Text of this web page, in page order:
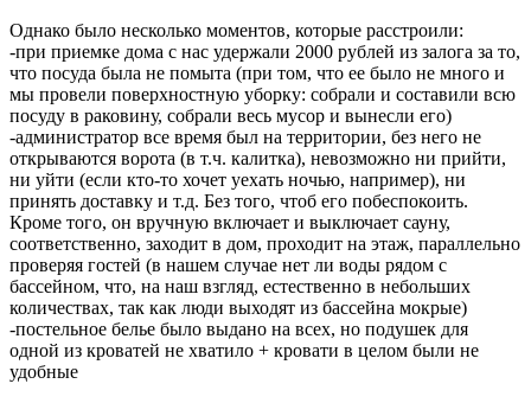
Однако было несколько моментов, которые расстроили:
-при приемке дома с нас удержали 2000 рублей из залога за то,
что посуда была не помыта (при том, что ее было не много и
мы провели поверхностную уборку: собрали и составили всю
посуду в раковину, собрали весь мусор и вынесли его)
-администратор все время был на территории, без него не
открываются ворота (в т.ч. калитка), невозможно ни прийти,
ни уйти (если кто-то хочет уехать ночью, например), ни
принять доставку и т.д. Без того, чтоб его побеспокоить.
Кроме того, он вручную включает и выключает сауну,
соответственно, заходит в дом, проходит на этаж, параллельно
проверяя гостей (в нашем случае нет ли воды рядом с
бассейном, что, на наш взгляд, естественно в небольших
количествах, так как люди выходят из бассейна мокрые)
-постельное белье было выдано на всех, но подушек для
одной из кроватей не хватило + кровати в целом были не
удобные